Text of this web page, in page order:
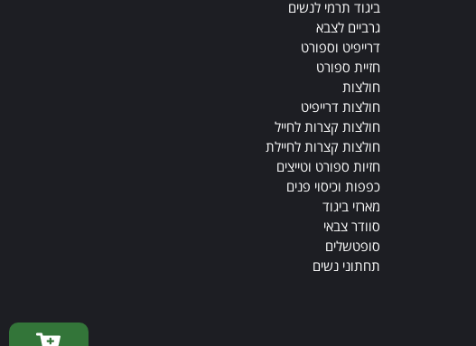
ביגוד תרמי לנשים
גרביים לצבא
דרייפיט וספורט
חזיית ספורט
חולצות
חולצות דרייפיט
חולצות קצרות לחייל
חולצות קצרות לחיילת
חזיות ספורט וטייצים
כפפות וכיסוי פנים
מארזי ביגוד
סוודר צבאי
סופטשלים
תחתוני נשים